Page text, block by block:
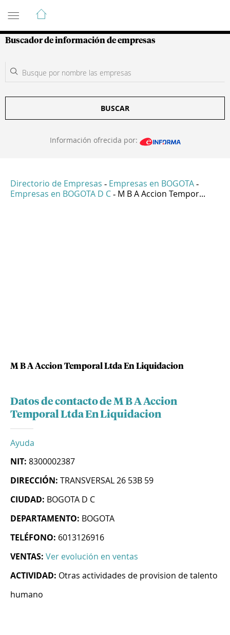
Guía de Empresas Colombianas
Buscador de información de empresas
BUSCAR
Información ofrecida por:
Directorio de Empresas - Empresas en BOGOTA -
Empresas en BOGOTA D C - M B A Accion Tempor...
M B A Accion Temporal Ltda En Liquidacion
Datos de contacto de M B A Accion
Temporal Ltda En Liquidacion
Ayuda
NIT: 8300002387
DIRECCIÓN: TRANSVERSAL 26 53B 59
CIUDAD: BOGOTA D C
DEPARTAMENTO: BOGOTA
TELÉFONO: 6013126916
VENTAS: Ver evolución en ventas
ACTIVIDAD: Otras actividades de provision de talento
humano